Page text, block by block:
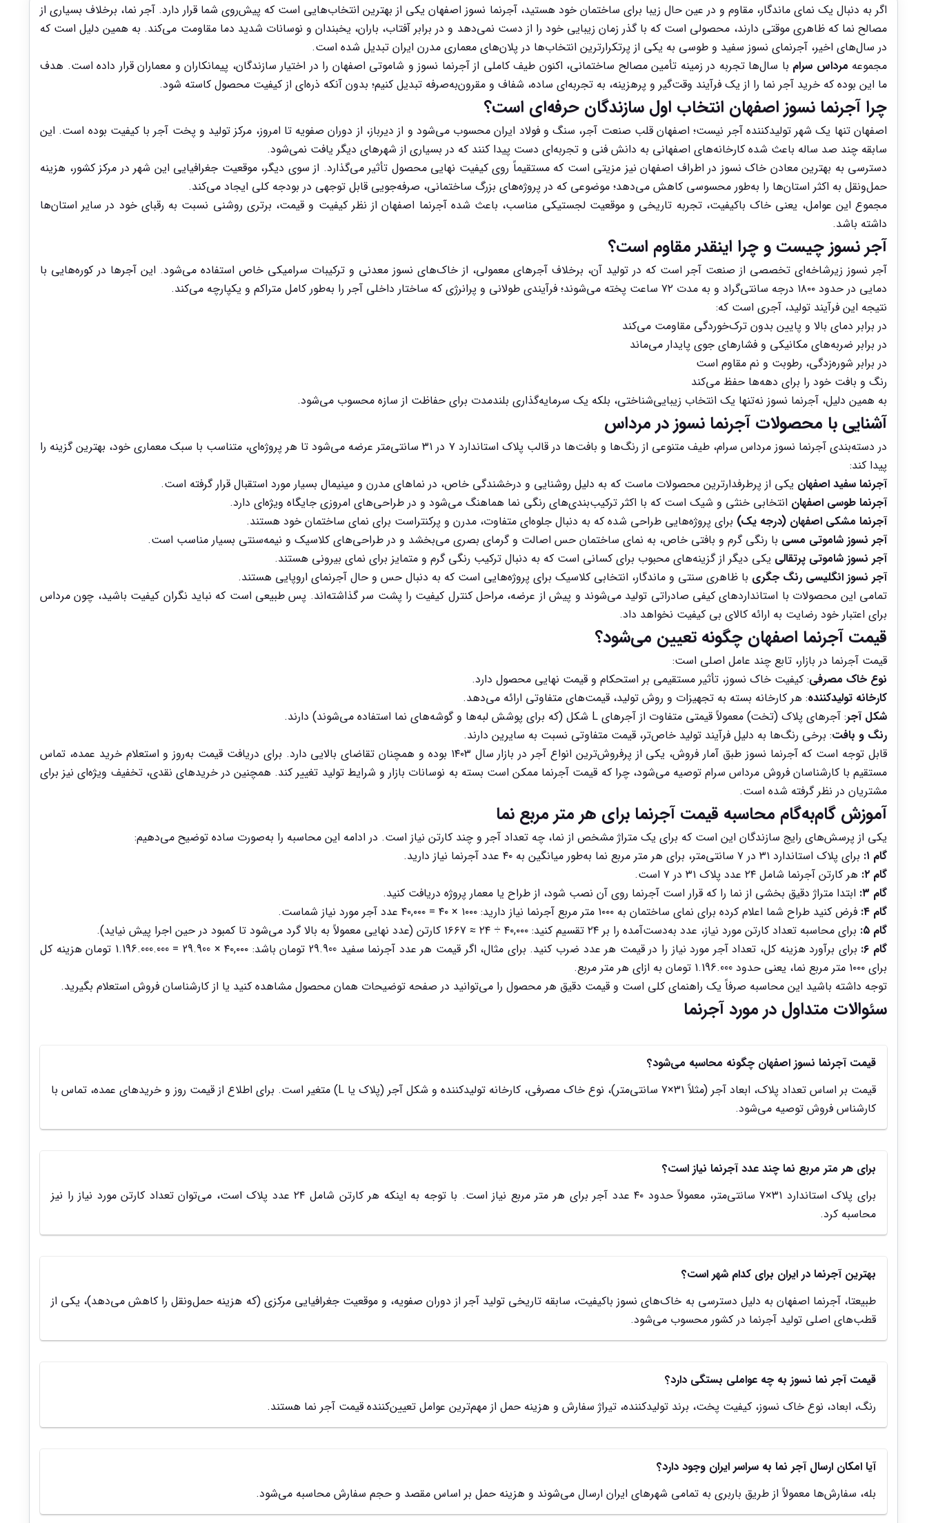
اگر به دنبال یک نمای ماندگار، مقاوم و در عین حال زیبا برای ساختمان خود هستید، آجرنما نسوز اصفهان یکی از بهترین انتخاب‌هایی است که پیش‌روی شما قرار دارد. آجر نما، برخلاف بسیاری از
مصالح نما که ظاهری موقتی دارند، محصولی است که با گذر زمان زیبایی خود را از دست نمی‌دهد و در برابر آفتاب، باران، یخبندان و نوسانات شدید دما مقاومت می‌کند. به همین دلیل است که
در سال‌های اخیر، آجرنمای نسوز سفید و طوسی به یکی از پرتکرارترین انتخاب‌ها در پلان‌های معماری مدرن ایران تبدیل شده است.
مجموعه مرداس سرام با سال‌ها تجربه در زمینه تأمین مصالح ساختمانی، اکنون طیف کاملی از آجرنما نسوز و شاموتی اصفهان را در اختیار سازندگان، پیمانکاران و معماران قرار داده است. هدف
ما این بوده که خرید آجر نما را از یک فرآیند وقت‌گیر و پرهزینه، به تجربه‌ای ساده، شفاف و مقرون‌به‌صرفه تبدیل کنیم؛ بدون آنکه ذره‌ای از کیفیت محصول کاسته شود.
چرا آجرنما نسوز اصفهان انتخاب اول سازندگان حرفه‌ای است؟
اصفهان تنها یک شهر تولیدکننده آجر نیست؛ اصفهان قلب صنعت آجر، سنگ و فولاد ایران محسوب می‌شود و از دیرباز، از دوران صفویه تا امروز، مرکز تولید و پخت آجر با کیفیت بوده است. این
سابقه چند صد ساله باعث شده کارخانه‌های اصفهانی به دانش فنی و تجربه‌ای دست پیدا کنند که در بسیاری از شهرهای دیگر یافت نمی‌شود.
دسترسی به بهترین معادن خاک نسوز در اطراف اصفهان نیز مزیتی است که مستقیماً روی کیفیت نهایی محصول تأثیر می‌گذارد. از سوی دیگر، موقعیت جغرافیایی این شهر در مرکز کشور، هزینه
حمل‌ونقل به اکثر استان‌ها را به‌طور محسوسی کاهش می‌دهد؛ موضوعی که در پروژه‌های بزرگ ساختمانی، صرفه‌جویی قابل توجهی در بودجه کلی ایجاد می‌کند.
مجموع این عوامل، یعنی خاک باکیفیت، تجربه تاریخی و موقعیت لجستیکی مناسب، باعث شده آجرنما اصفهان از نظر کیفیت و قیمت، برتری روشنی نسبت به رقبای خود در سایر استان‌ها
داشته باشد.
آجر نسوز چیست و چرا اینقدر مقاوم است؟
آجر نسوز زیرشاخه‌ای تخصصی از صنعت آجر است که در تولید آن، برخلاف آجرهای معمولی، از خاک‌های نسوز معدنی و ترکیبات سرامیکی خاص استفاده می‌شود. این آجرها در کوره‌هایی با
دمایی در حدود ۱۸۰۰ درجه سانتی‌گراد و به مدت ۷۲ ساعت پخته می‌شوند؛ فرآیندی طولانی و پرانرژی که ساختار داخلی آجر را به‌طور کامل متراکم و یکپارچه می‌کند.
نتیجه این فرآیند تولید، آجری است که:
در برابر دمای بالا و پایین بدون ترک‌خوردگی مقاومت می‌کند
در برابر ضربه‌های مکانیکی و فشارهای جوی پایدار می‌ماند
در برابر شوره‌زدگی، رطوبت و نم مقاوم است
رنگ و بافت خود را برای دهه‌ها حفظ می‌کند
به همین دلیل، آجرنما نسوز نه‌تنها یک انتخاب زیبایی‌شناختی، بلکه یک سرمایه‌گذاری بلندمدت برای حفاظت از سازه محسوب می‌شود.
آشنایی با محصولات آجرنما نسوز در مرداس
در دسته‌بندی آجرنما نسوز مرداس سرام، طیف متنوعی از رنگ‌ها و بافت‌ها در قالب پلاک استاندارد ۷ در ۳۱ سانتی‌متر عرضه می‌شود تا هر پروژه‌ای، متناسب با سبک معماری خود، بهترین گزینه را
پیدا کند:
آجرنما سفید اصفهان یکی از پرطرفدارترین محصولات ماست که به دلیل روشنایی و درخشندگی خاص، در نماهای مدرن و مینیمال بسیار مورد استقبال قرار گرفته است.
آجرنما طوسی اصفهان انتخابی خنثی و شیک است که با اکثر ترکیب‌بندی‌های رنگی نما هماهنگ می‌شود و در طراحی‌های امروزی جایگاه ویژه‌ای دارد.
آجرنما مشکی اصفهان (درجه یک) برای پروژه‌هایی طراحی شده که به دنبال جلوه‌ای متفاوت، مدرن و پرکنتراست برای نمای ساختمان خود هستند.
آجر نسوز شاموتی مسی با رنگی گرم و بافتی خاص، به نمای ساختمان حس اصالت و گرمای بصری می‌بخشد و در طراحی‌های کلاسیک و نیمه‌سنتی بسیار مناسب است.
آجر نسوز شاموتی پرتقالی یکی دیگر از گزینه‌های محبوب برای کسانی است که به دنبال ترکیب رنگی گرم و متمایز برای نمای بیرونی هستند.
آجر نسوز انگلیسی رنگ جگری با ظاهری سنتی و ماندگار، انتخابی کلاسیک برای پروژه‌هایی است که به دنبال حس و حال آجرنمای اروپایی هستند.
تمامی این محصولات با استانداردهای کیفی صادراتی تولید می‌شوند و پیش از عرضه، مراحل کنترل کیفیت را پشت سر گذاشته‌اند. پس طبیعی است که نباید نگران کیفیت باشید، چون مرداس
برای اعتبار خود رضایت به ارائه کالای بی کیفیت نخواهد داد.
قیمت آجرنما اصفهان چگونه تعیین می‌شود؟
قیمت آجرنما در بازار، تابع چند عامل اصلی است:
نوع خاک مصرفی: کیفیت خاک نسوز، تأثیر مستقیمی بر استحکام و قیمت نهایی محصول دارد.
کارخانه تولیدکننده: هر کارخانه بسته به تجهیزات و روش تولید، قیمت‌های متفاوتی ارائه می‌دهد.
شکل آجر: آجرهای پلاک (تخت) معمولاً قیمتی متفاوت از آجرهای L شکل (که برای پوشش لبه‌ها و گوشه‌های نما استفاده می‌شوند) دارند.
رنگ و بافت: برخی رنگ‌ها به دلیل فرآیند تولید خاص‌تر، قیمت متفاوتی نسبت به سایرین دارند.
قابل توجه است که آجرنما نسوز طبق آمار فروش، یکی از پرفروش‌ترین انواع آجر در بازار سال ۱۴۰۳ بوده و همچنان تقاضای بالایی دارد. برای دریافت قیمت به‌روز و استعلام خرید عمده، تماس
مستقیم با کارشناسان فروش مرداس سرام توصیه می‌شود، چرا که قیمت آجرنما ممکن است بسته به نوسانات بازار و شرایط تولید تغییر کند. همچنین در خریدهای نقدی، تخفیف ویژه‌ای نیز برای
مشتریان در نظر گرفته شده است.
آموزش گام‌به‌گام محاسبه قیمت آجرنما برای هر متر مربع نما
یکی از پرسش‌های رایج سازندگان این است که برای یک متراژ مشخص از نما، چه تعداد آجر و چند کارتن نیاز است. در ادامه این محاسبه را به‌صورت ساده توضیح می‌دهیم:
گام ۱:
برای پلاک استاندارد ۳۱ در ۷ سانتی‌متر، برای هر متر مربع نما به‌طور میانگین به ۴۰ عدد آجرنما نیاز دارید.
گام ۲:
هر کارتن آجرنما شامل ۲۴ عدد پلاک ۳۱ در ۷ است.
گام ۳:
ابتدا متراژ دقیق بخشی از نما را که قرار است آجرنما روی آن نصب شود، از طراح یا معمار پروژه دریافت کنید.
گام ۴:
فرض کنید طراح شما اعلام کرده برای نمای ساختمان به ۱۰۰۰ متر مربع آجرنما نیاز دارید: ۱۰۰۰ × ۴۰ = ۴۰,۰۰۰ عدد آجر مورد نیاز شماست.
گام ۵:
برای محاسبه تعداد کارتن مورد نیاز، عدد به‌دست‌آمده را بر ۲۴ تقسیم کنید: ۴۰,۰۰۰ ÷ ۲۴ ≈ ۱۶۶۷ کارتن (عدد نهایی معمولاً به بالا گرد می‌شود تا کمبود در حین اجرا پیش نیاید).
گام ۶:
برای برآورد هزینه کل، تعداد آجر مورد نیاز را در قیمت هر عدد ضرب کنید. برای مثال، اگر قیمت هر عدد آجرنما سفید 29.900 تومان باشد: ۴۰,۰۰۰ × 29.900 = 1.196.000.000 تومان هزینه کل
برای ۱۰۰۰ متر مربع نما، یعنی حدود 1.196.000 تومان به ازای هر متر مربع.
توجه داشته باشید این محاسبه صرفاً یک راهنمای کلی است و قیمت دقیق هر محصول را می‌توانید در صفحه توضیحات همان محصول مشاهده کنید یا از کارشناسان فروش استعلام بگیرید.
سئوالات متداول در مورد آجرنما
قیمت آجرنما نسوز اصفهان چگونه محاسبه می‌شود؟
قیمت بر اساس تعداد پلاک، ابعاد آجر (مثلاً ۳۱×۷ سانتی‌متر)، نوع خاک مصرفی، کارخانه تولیدکننده و شکل آجر (پلاک یا L) متغیر است. برای اطلاع از قیمت روز و خریدهای عمده، تماس با
کارشناس فروش توصیه می‌شود.
برای هر متر مربع نما چند عدد آجرنما نیاز است؟
برای پلاک استاندارد ۳۱×۷ سانتی‌متر، معمولاً حدود ۴۰ عدد آجر برای هر متر مربع نیاز است. با توجه به اینکه هر کارتن شامل ۲۴ عدد پلاک است، می‌توان تعداد کارتن مورد نیاز را نیز
محاسبه کرد.
بهترین آجرنما در ایران برای کدام شهر است؟
طبیعتا، آجرنما اصفهان به دلیل دسترسی به خاک‌های نسوز باکیفیت، سابقه تاریخی تولید آجر از دوران صفویه، و موقعیت جغرافیایی مرکزی (که هزینه حمل‌ونقل را کاهش می‌دهد)، یکی از
قطب‌های اصلی تولید آجرنما در کشور محسوب می‌شود.
قیمت آجر نما نسوز به چه عواملی بستگی دارد؟
رنگ، ابعاد، نوع خاک نسوز، کیفیت پخت، برند تولیدکننده، تیراژ سفارش و هزینه حمل از مهم‌ترین عوامل تعیین‌کننده قیمت آجر نما هستند.
آیا امکان ارسال آجر نما به سراسر ایران وجود دارد؟
بله، سفارش‌ها معمولاً از طریق باربری به تمامی شهرهای ایران ارسال می‌شوند و هزینه حمل بر اساس مقصد و حجم سفارش محاسبه می‌شود.